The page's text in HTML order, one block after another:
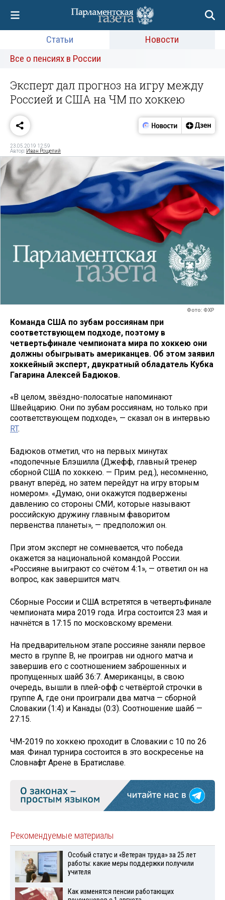
Статьи
Новости
Все о пенсиях в России
Эксперт дал прогноз на игру между
Россией и США на ЧМ по хоккею
23.05.2019 12:59
Автор: Иван Рощепий
Фото: ФХР
Команда США по зубам россиянам при
соответствующем подходе, поэтому в
четвертьфинале чемпионата мира по хоккею они
должны обыгрывать американцев. Об этом заявил
хоккейный эксперт, двукратный обладатель Кубка
Гагарина Алексей Бадюков.
«В целом, звёздно-полосатые напоминают
Швейцарию. Они по зубам россиянам, но только при
соответствующем подходе», — сказал он в интервью
RT.
Бадюков отметил, что на первых минутах
«подопечные Блэшилла (Джефф, главный тренер
сборной США по хоккею. — Прим. ред.), несомненно,
рванут вперёд, но затем перейдут на игру вторым
номером». «Думаю, они окажутся подвержены
давлению со стороны СМИ, которые называют
российскую дружину главным фаворитом
первенства планеты», — предположил он.
При этом эксперт не сомневается, что победа
окажется за национальной командой России.
«Россияне выиграют со счётом 4:1», — ответил он на
вопрос, как завершится матч.
Сборные России и США встретятся в четвертьфинале
чемпионата мира 2019 года. Игра состоится 23 мая и
начнётся в 17:15 по московскому времени.
На предварительном этапе россияне заняли первое
место в группе B, не проиграв ни одного матча и
завершив его с соотношением заброшенных и
пропущенных шайб 36:7. Американцы, в свою
очередь, вышли в плей-офф с четвёртой строчки в
группе А, где они проиграли два матча — сборной
Словакии (1:4) и Канады (0:3). Соотношение шайб —
27:15.
ЧМ-2019 по хоккею проходит в Словакии с 10 по 26
мая. Финал турнира состоится в это воскресенье на
Словнафт Арене в Братиславе.
Рекомендуемые материалы
Особый статус и «Ветеран труда» за 25 лет
работы: какие меры поддержки получили
учителя
Как изменятся пенсии работающих